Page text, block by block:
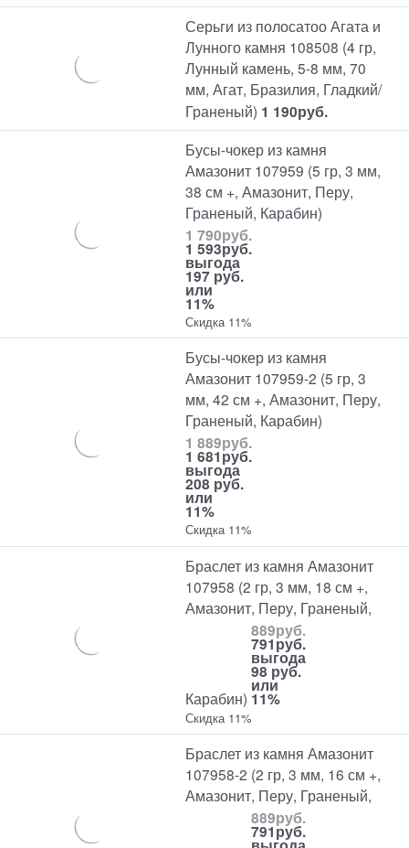
Серьги из полосатоо Агата и
Лунного камня 108508 (4 гр,
Лунный камень, 5-8 мм, 70
мм, Агат, Бразилия, Гладкий/
Граненый) 1 190руб.
Бусы-чокер из камня
Амазонит 107959 (5 гр, 3 мм,
38 см +, Амазонит, Перу,
Граненый, Карабин)
1 790руб.
1 593руб.
выгода
197 руб.
или
11%
Скидка 11%
Бусы-чокер из камня
Амазонит 107959-2 (5 гр, 3
мм, 42 см +, Амазонит, Перу,
Граненый, Карабин)
1 889руб.
1 681руб.
выгода
208 руб.
или
11%
Скидка 11%
Браслет из камня Амазонит
107958 (2 гр, 3 мм, 18 см +,
Амазонит, Перу, Граненый,
Карабин)
889руб.
791руб.
выгода
98 руб.
или
11%
Скидка 11%
Браслет из камня Амазонит
107958-2 (2 гр, 3 мм, 16 см +,
Амазонит, Перу, Граненый,
889руб.
791руб.